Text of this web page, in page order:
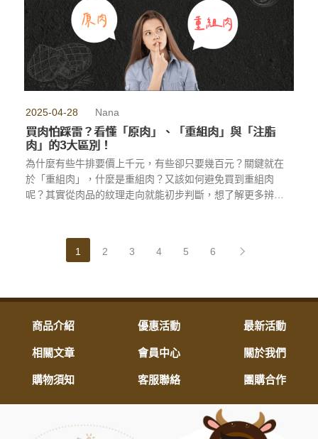
2025-04-28 Nana
買肉怕踩雷？看懂「原肉」、「重組肉」與「注脂
肉」的3大區別！
為什麼有些牛排要價上千元，有些卻只要幾百元？關鍵就在
於「重組肉」，什麼是重組肉？又該如何避免買到重組肉
呢？其實從肉品的紋理走向就能初步判斷，想了解更多辨別
1 2 3 4 5 6
商品介紹 優惠活動 最新活動
相關文章 會員中心 關於我們
購物須知 客服聯絡 團購合作